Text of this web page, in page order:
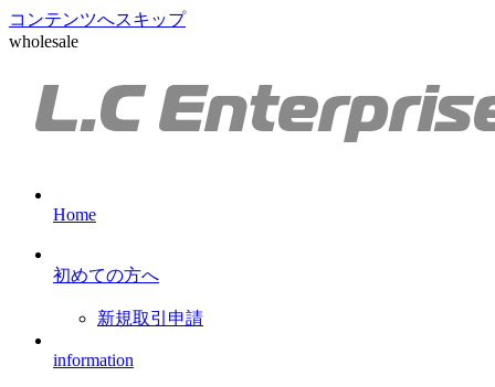
コンテンツへスキップ
wholesale
Home
初めての方へ
新規取引申請
information